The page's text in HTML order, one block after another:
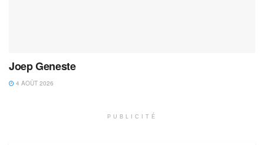
Joep Geneste
4 AOÛT 2026
PUBLICITÉ